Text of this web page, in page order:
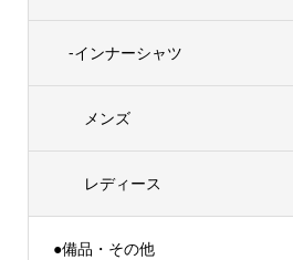
-インナーシャツ
メンズ
レディース
●備品・その他